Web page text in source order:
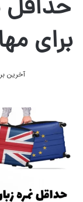
حداقل
برای
آخرین